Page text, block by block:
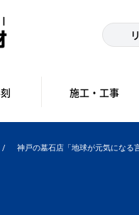
施工・工事
神戸の墓石店「地球が元気になる